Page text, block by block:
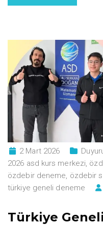
2 Mart 2026
2026 asd kurs merkezi,
özdebir deneme, özdebir
türkiye geneli deneme
Türkiye